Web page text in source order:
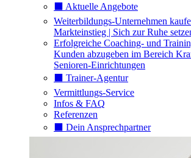
⬛️ Aktuelle Angebote
Weiterbildungs-Unternehmen
Markteinstieg | Sich zur Ruhe
Erfolgreiche Coaching- und
Kunden abzugeben im Bereich
Senioren-Einrichtungen
⬛️ Trainer-Agentur
Vermittlungs-Service
Infos & FAQ
Referenzen
⬛️ Dein Ansprechpartner